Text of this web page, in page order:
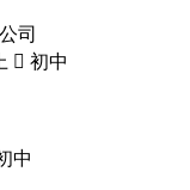
司
 初中
中